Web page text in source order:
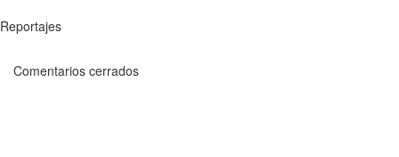
Reportajes
Comentarios cerrados